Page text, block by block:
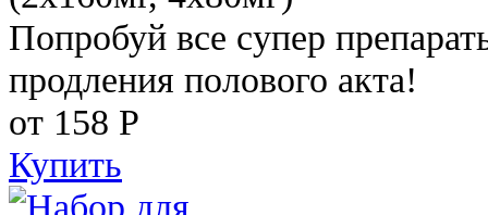
Попробуй все супер
продления полового акта!
от 158 Р
Купить